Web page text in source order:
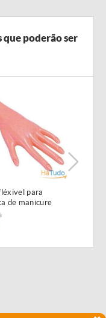
poderão ser
para
de manicure